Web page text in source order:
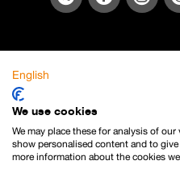
English
We use cookies
We may place these for analysis of
show personalised content and to
more information about the cookies